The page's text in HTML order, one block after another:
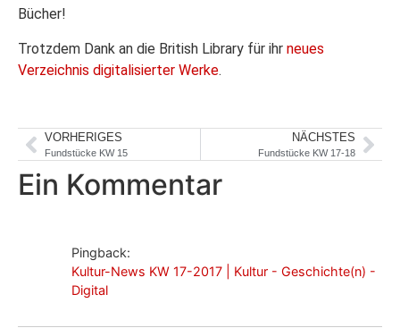
Bücher!
Trotzdem Dank an die British Library für ihr neues
Verzeichnis digitalisierter Werke.
VORHERIGES
Fundstücke KW 15
NÄCHSTES
Fundstücke KW 17-18
Ein Kommentar
Pingback:
Kultur-News KW 17-2017 | Kultur - Geschichte(n) -
Digital